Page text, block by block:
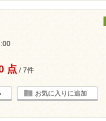
点 / 7件
お気に入りに追加